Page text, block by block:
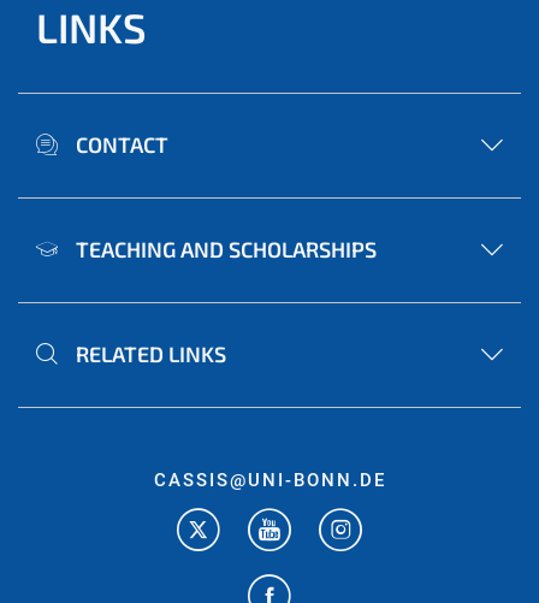
LINKS
CONTACT
TEACHING AND SCHOLARSHIPS
RELATED LINKS
CASSIS@UNI-BONN.DE